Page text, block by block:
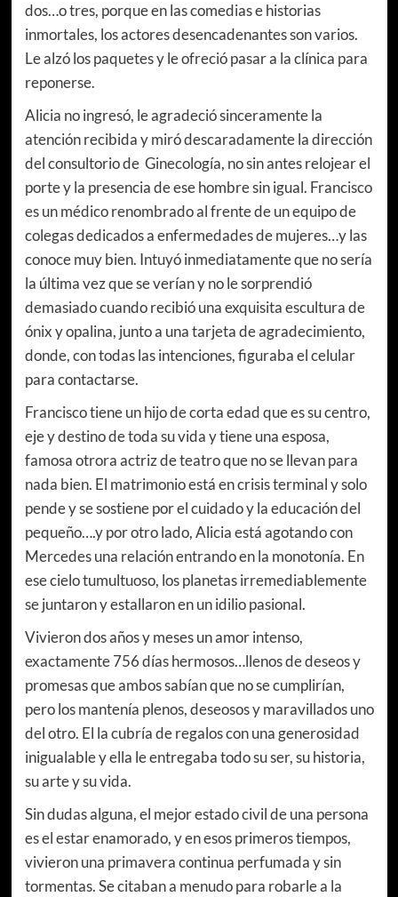
dos…o tres, porque en las comedias e historias
inmortales, los actores desencadenantes son varios.
Le alzó los paquetes y le ofreció pasar a la clínica para
reponerse.
Alicia no ingresó, le agradeció sinceramente la
atención recibida y miró descaradamente la dirección
del consultorio de Ginecología, no sin antes relojear el
porte y la presencia de ese hombre sin igual. Francisco
es un médico renombrado al frente de un equipo de
colegas dedicados a enfermedades de mujeres…y las
conoce muy bien. Intuyó inmediatamente que no sería
la última vez que se verían y no le sorprendió
demasiado cuando recibió una exquisita escultura de
ónix y opalina, junto a una tarjeta de agradecimiento,
donde, con todas las intenciones, figuraba el celular
para contactarse.
Francisco tiene un hijo de corta edad que es su centro,
eje y destino de toda su vida y tiene una esposa,
famosa otrora actriz de teatro que no se llevan para
nada bien. El matrimonio está en crisis terminal y solo
pende y se sostiene por el cuidado y la educación del
pequeño….y por otro lado, Alicia está agotando con
Mercedes una relación entrando en la monotonía. En
ese cielo tumultuoso, los planetas irremediablemente
se juntaron y estallaron en un idilio pasional.
Vivieron dos años y meses un amor intenso,
exactamente 756 días hermosos…llenos de deseos y
promesas que ambos sabían que no se cumplirían,
pero los mantenía plenos, deseosos y maravillados uno
del otro. El la cubría de regalos con una generosidad
inigualable y ella le entregaba todo su ser, su historia,
su arte y su vida.
Sin dudas alguna, el mejor estado civil de una persona
es el estar enamorado, y en esos primeros tiempos,
vivieron una primavera continua perfumada y sin
tormentas. Se citaban a menudo para robarle a la